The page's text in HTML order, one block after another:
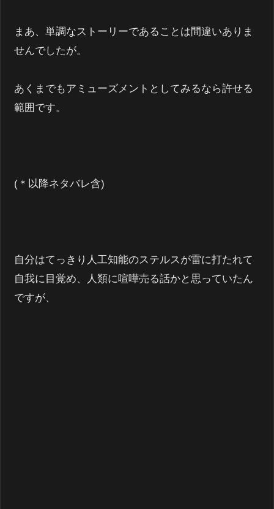
まあ、単調なストーリーであることは間違いありま
せんでしたが。
あくまでもアミューズメントとしてみるなら許せる
範囲です。
(＊以降ネタバレ含)
自分はてっきり人工知能のステルスが雷に打たれて
自我に目覚め、人類に喧嘩売る話かと思っていたん
ですが、